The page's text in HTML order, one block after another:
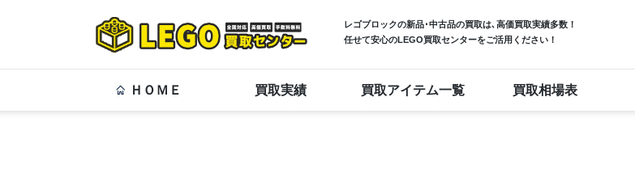
レゴブロックの新品･中古品の買取は､高価買取実績多数！
任せて安心のLEGO買取センターをご活用ください！
ＨＯＭＥ 買取実績 買取アイテム一覧 買取相場表